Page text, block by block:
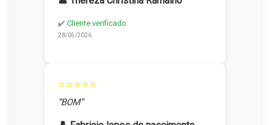
✔️ Cliente verificado
28/05/2026
⭐⭐⭐⭐⭐
“BOM”